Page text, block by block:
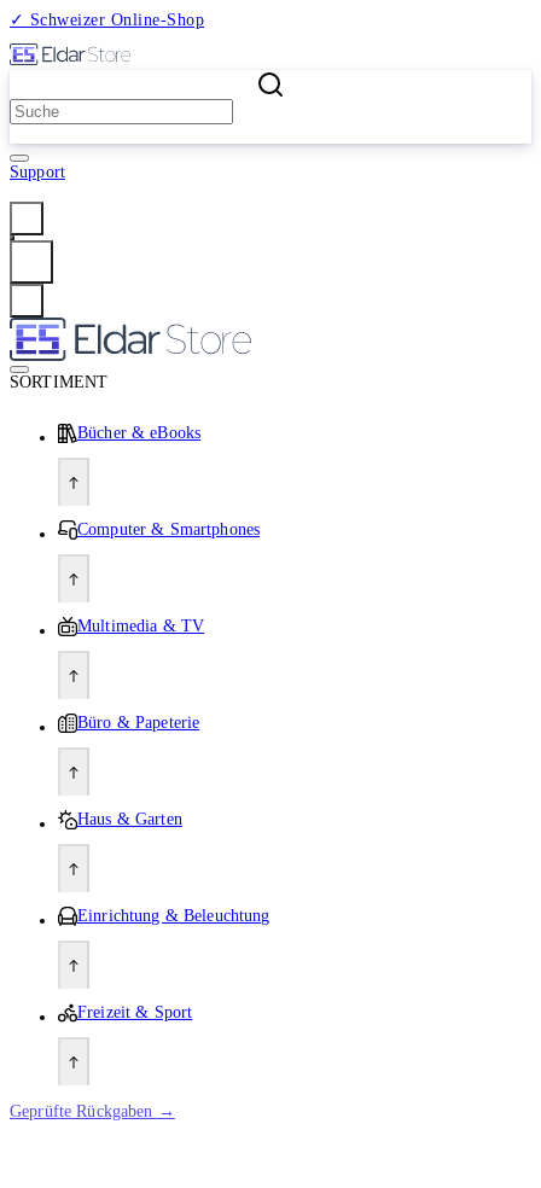
✓ Schweizer Online-Shop
Support
SORTIMENT
Bücher & eBooks
Computer & Smartphones
Multimedia & TV
Büro & Papeterie
Haus & Garten
Einrichtung & Beleuchtung
Freizeit & Sport
Geprüfte Rückgaben →